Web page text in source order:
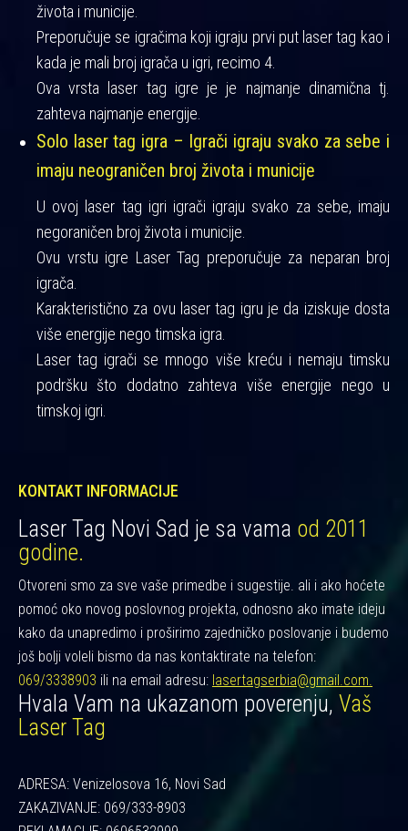
života i municije.
Preporučuje se igračima koji igraju prvi put laser tag kao i
kada je mali broj igrača u igri, recimo 4.
Ova vrsta laser tag igre je je najmanje dinamična tj.
zahteva najmanje energije.
Solo laser tag igra – Igrači igraju svako za sebe i
imaju neograničen broj života i municije
U ovoj laser tag igri igrači igraju svako za sebe, imaju
negoraničen broj života i municije.
Ovu vrstu igre Laser Tag preporučuje za neparan broj
igrača.
Karakteristično za ovu laser tag igru je da iziskuje dosta
više energije nego timska igra.
Laser tag igrači se mnogo više kreću i nemaju timsku
podršku što dodatno zahteva više energije nego u
timskoj igri.
KONTAKT INFORMACIJE
Laser Tag Novi Sad je sa vama od 2011
godine.
Otvoreni smo za sve vaše primedbe i sugestije. ali i ako hoćete
pomoć oko novog poslovnog projekta, odnosno ako imate ideju
kako da unapredimo i proširimo zajedničko poslovanje i budemo
još bolji voleli bismo da nas kontaktirate na telefon:
069/3338903 ili na email adresu: lasertagserbia@gmail.com.
Hvala Vam na ukazanom poverenju, Vaš
Laser Tag
ADRESA: Venizelosova 16, Novi Sad
ZAKAZIVANJE: 069/333-8903